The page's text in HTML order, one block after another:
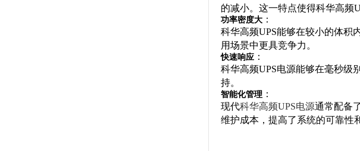
的减小。这一特点使得科华高频
功率密度大 ：
科华高频UPS能够在较小的体积
用场景中更具竞争力。
快速响应 ：
科华高频UPS电源能够在毫秒级
持。
智能化管理 ：
现代科华高频UPS电源通常配备
维护成本，提高了系统的可靠性